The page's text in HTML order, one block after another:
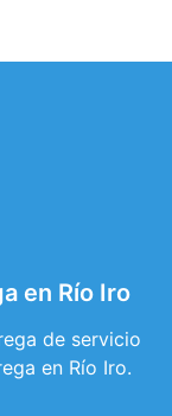
en Río Iro
de servicio
en Río Iro.